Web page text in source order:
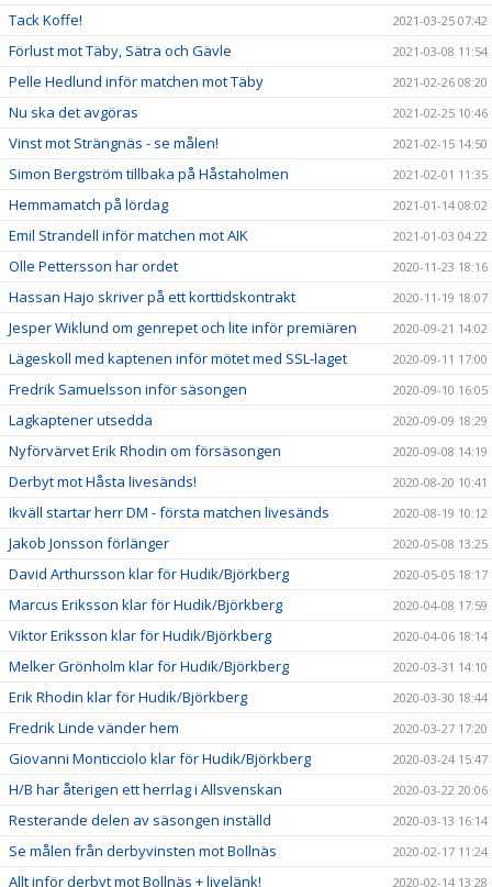
Tack Koffe! 2021-03-25 07:42
Förlust mot Täby, Sätra och Gävle 2021-03-08 11:54
Pelle Hedlund inför matchen mot Täby 2021-02-26 08:20
Nu ska det avgöras 2021-02-25 10:46
Vinst mot Strängnäs - se målen! 2021-02-15 14:50
Simon Bergström tillbaka på Håstaholmen 2021-02-01 11:35
Hemmamatch på lördag 2021-01-14 08:02
Emil Strandell inför matchen mot AIK 2021-01-03 04:22
Olle Pettersson har ordet 2020-11-23 18:16
Hassan Hajo skriver på ett korttidskontrakt 2020-11-19 18:07
Jesper Wiklund om genrepet och lite inför premiären 2020-09-21 14:02
Lägeskoll med kaptenen inför mötet med SSL-laget 2020-09-11 17:00
Fredrik Samuelsson inför säsongen 2020-09-10 16:05
Lagkaptener utsedda 2020-09-09 18:29
Nyförvärvet Erik Rhodin om försäsongen 2020-09-08 14:19
Derbyt mot Håsta livesänds! 2020-08-20 10:41
Ikväll startar herr DM - första matchen livesänds 2020-08-19 10:12
Jakob Jonsson förlänger 2020-05-08 13:25
David Arthursson klar för Hudik/Björkberg 2020-05-05 18:17
Marcus Eriksson klar för Hudik/Björkberg 2020-04-08 17:59
Viktor Eriksson klar för Hudik/Björkberg 2020-04-06 18:14
Melker Grönholm klar för Hudik/Björkberg 2020-03-31 14:10
Erik Rhodin klar för Hudik/Björkberg 2020-03-30 18:44
Fredrik Linde vänder hem 2020-03-27 17:20
Giovanni Monticciolo klar för Hudik/Björkberg 2020-03-24 15:47
H/B har återigen ett herrlag i Allsvenskan 2020-03-22 20:06
Resterande delen av säsongen inställd 2020-03-13 16:14
Se målen från derbyvinsten mot Bollnäs 2020-02-17 11:24
Allt inför derbyt mot Bollnäs + livelänk! 2020-02-14 13:28